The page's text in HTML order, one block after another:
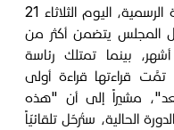
وأوضح المعموري في تصريح للجريدة الرسمية، اليوم الثلاثاء 21
أعمال المجلس يتضمن أكثر من
بينما تمتلك رئاسة
قانون تمَّت قراءتها قراءة أولى
مشيراً إلى أن "هذه
الحالية، ستُرحّل تلقائيّاً